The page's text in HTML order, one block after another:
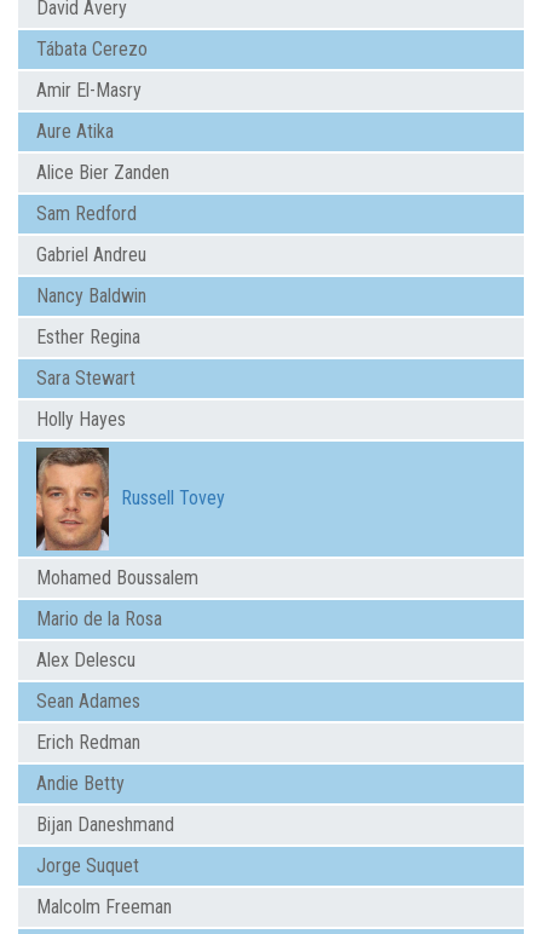
David Avery
Tábata Cerezo
Amir El-Masry
Aure Atika
Alice Bier Zanden
Sam Redford
Gabriel Andreu
Nancy Baldwin
Esther Regina
Sara Stewart
Holly Hayes
Russell Tovey
Mohamed Boussalem
Mario de la Rosa
Alex Delescu
Sean Adames
Erich Redman
Andie Betty
Bijan Daneshmand
Jorge Suquet
Malcolm Freeman